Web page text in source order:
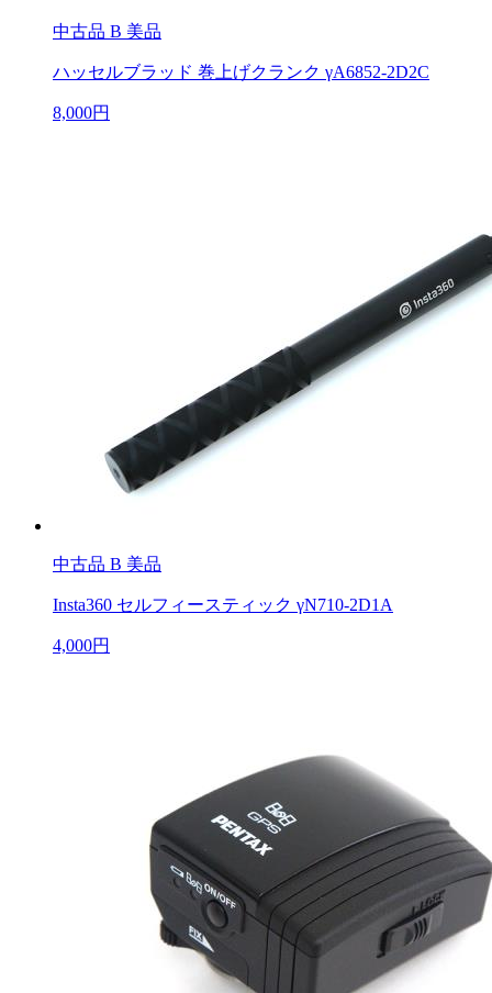
中古品 B 美品
ハッセルブラッド 巻上げクランク γA6852-2D2C
8,000円
中古品 B 美品
Insta360 セルフィースティック γN710-2D1A
4,000円